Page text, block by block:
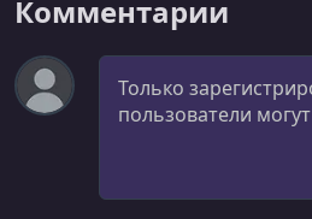
Комментарии
Комментарий